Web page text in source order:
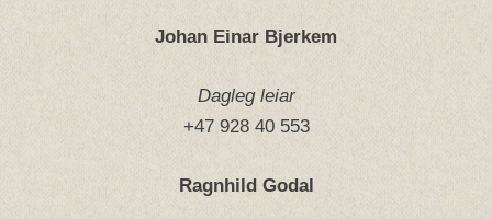
Johan Einar Bjerkem
Dagleg leiar
+47 928 40 553
Ragnhild Godal